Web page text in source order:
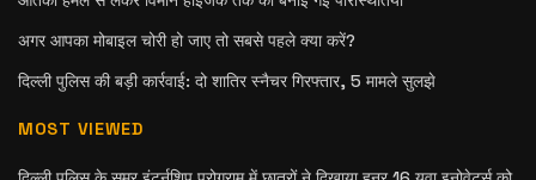
अगर आपका मोबाइल चोरी हो जाए तो सबसे पहले क्या करें?
दिल्ली पुलिस की बड़ी कार्रवाई: दो शातिर स्नैचर गिरफ्तार, 5 मामले सुलझे
MOST VIEWED